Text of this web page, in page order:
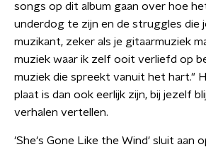
songs op dit album gaan over hoe
underdog te zijn en de struggles die
muzikant, zeker als je gitaarmuziek
muziek waar ik zelf ooit verliefd op
muziek die spreekt vanuit het hart."
plaat is dan ook eerlijk zijn, bij jezelf
verhalen vertellen.
'She's Gone Like the Wind' sluit aan